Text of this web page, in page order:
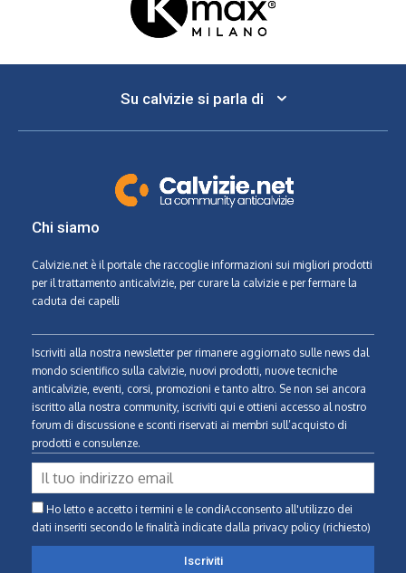
Su calvizie si parla di
Chi siamo
Calvizie.net è il portale che raccoglie informazioni sui migliori prodotti
per il trattamento anticalvizie, per curare la calvizie e per fermare la
caduta dei capelli
Iscriviti alla nostra newsletter per rimanere aggiornato sulle news dal
mondo scientifico sulla calvizie, nuovi prodotti, nuove tecniche
anticalvizie, eventi, corsi, promozioni e tanto altro. Se non sei ancora
iscritto alla nostra community, iscriviti qui e ottieni accesso al nostro
forum di discussione e sconti riservati ai membri sull’acquisto di
prodotti e consulenze.
Ho letto e accetto i termini e le condiAcconsento all'utilizzo dei
dati inseriti secondo le finalità indicate dalla privacy policy (richiesto)